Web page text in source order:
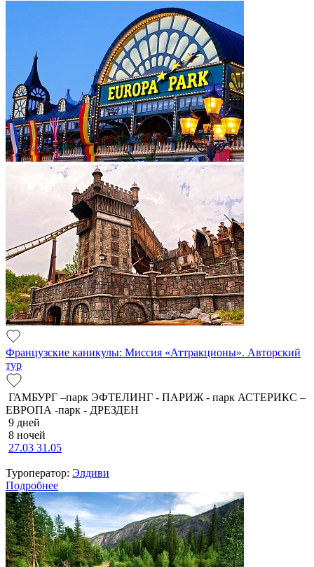
Французские каникулы: Миссия «Аттракционы». Авторский
тур
ГАМБУРГ –парк ЭФТЕЛИНГ - ПАРИЖ - парк АСТЕРИКС –
ЕВРОПА -парк - ДРЕЗДЕН
9 дней
8 ночей
27.03 31.05
Туроператор: Элдиви
Подробнее